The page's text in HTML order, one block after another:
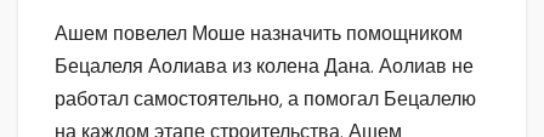
Ашем повелел Моше назначить помощником
Бецалеля Аолиава из колена Дана. Аолиав не
работал самостоятельно, а помогал Бецалелю
на каждом этапе строительства. Ашем